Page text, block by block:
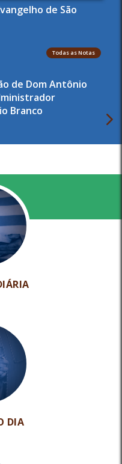
de São
Todas as Notas
de Dom Antônio
Branco
DIA